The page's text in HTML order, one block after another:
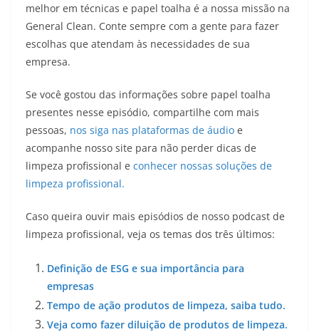
melhor em técnicas e papel toalha é a nossa missão na
General Clean. Conte sempre com a gente para fazer
escolhas que atendam às necessidades de sua
empresa.
Se você gostou das informações sobre papel toalha
presentes nesse episódio, compartilhe com mais
pessoas, ⁠nos siga nas plataformas de áudio ⁠ e
acompanhe nosso site para não perder dicas de
limpeza profissional e conhecer nossas ⁠soluções de
limpeza profissional⁠.
Caso queira ouvir mais episódios de nosso podcast de
limpeza profissional, veja os temas dos três últimos:
Definição de ESG e sua importância para
empresas
Tempo de ação produtos de limpeza, saiba tudo.
Veja como fazer diluição de produtos de limpeza.